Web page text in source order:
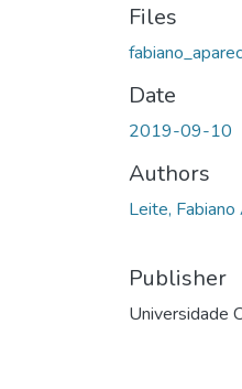
Files
Date
2019-09-10
Authors
Leite,
Publisher
Universidade